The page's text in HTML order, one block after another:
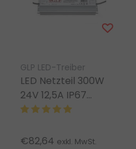
GLP LED-Treiber
LED Netzteil 300W
24V 12,5A IP67
wasserdicht – GLP
€82,64 exkl. MwSt.